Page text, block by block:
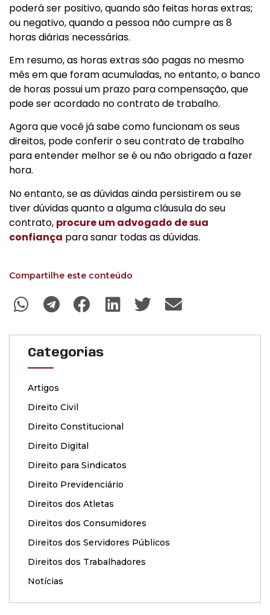
poderá ser positivo, quando são feitas horas extras;
ou negativo, quando a pessoa não cumpre as 8
horas diárias necessárias.
Em resumo, as horas extras são pagas no mesmo
mês em que foram acumuladas, no entanto, o banco
de horas possui um prazo para compensação, que
pode ser acordado no contrato de trabalho.
Agora que você já sabe como funcionam os seus
direitos, pode conferir o seu contrato de trabalho
para entender melhor se é ou não obrigado a fazer
hora.
No entanto, se as dúvidas ainda persistirem ou se
tiver dúvidas quanto a alguma cláusula do seu
contrato, procure um advogado de sua
confiança para sanar todas as dúvidas.
Compartilhe este conteúdo
Categorias
Artigos
Direito Civil
Direito Constitucional
Direito Digital
Direito para Sindicatos
Direito Previdenciário
Direitos dos Atletas
Direitos dos Consumidores
Direitos dos Servidores Públicos
Direitos dos Trabalhadores
Notícias